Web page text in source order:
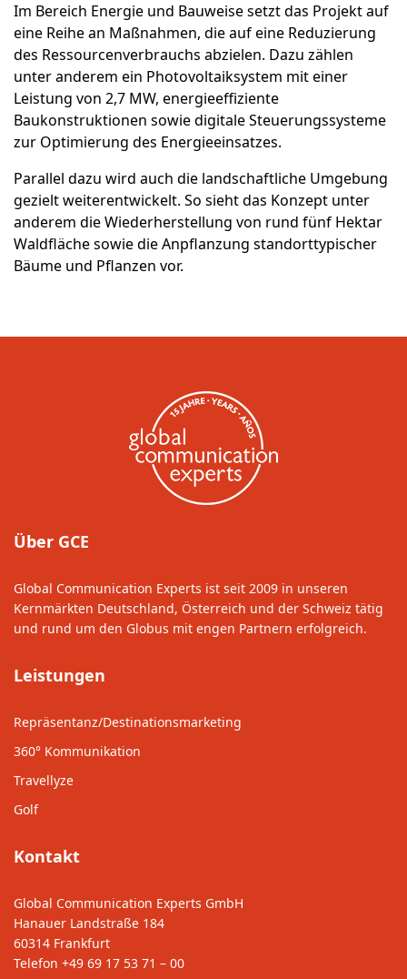
Im Bereich Energie und Bauweise setzt das Projekt auf
eine Reihe an Maßnahmen, die auf eine Reduzierung
des Ressourcenverbrauchs abzielen. Dazu zählen
unter anderem ein Photovoltaiksystem mit einer
Leistung von 2,7 MW, energieeffiziente
Baukonstruktionen sowie digitale Steuerungssysteme
zur Optimierung des Energieeinsatzes.
Parallel dazu wird auch die landschaftliche Umgebung
gezielt weiterentwickelt. So sieht das Konzept unter
anderem die Wiederherstellung von rund fünf Hektar
Waldfläche sowie die Anpflanzung standorttypischer
Bäume und Pflanzen vor.
Über GCE
Global Communication Experts ist seit 2009 in unseren
Kernmärkten Deutschland, Österreich und der Schweiz tätig
und rund um den Globus mit engen Partnern erfolgreich.
Leistungen
Repräsentanz/Destinationsmarketing
360° Kommunikation
Travellyze
Golf
Kontakt
Global Communication Experts GmbH
Hanauer Landstraße 184
60314 Frankfurt
Telefon +49 69 17 53 71 – 00